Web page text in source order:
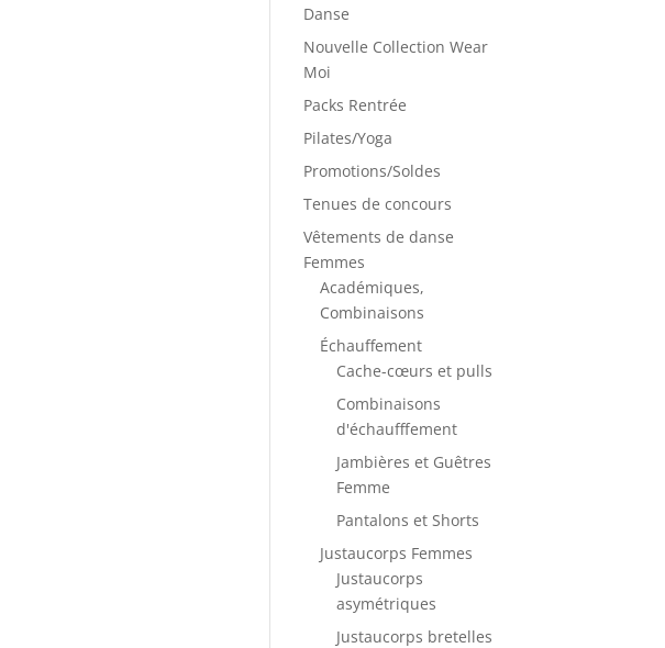
Danse
Nouvelle Collection Wear
Moi
Packs Rentrée
Pilates/Yoga
Promotions/Soldes
Tenues de concours
Vêtements de danse
Femmes
Académiques,
Combinaisons
Échauffement
Cache-cœurs et pulls
Combinaisons
d'échaufffement
Jambières et Guêtres
Femme
Pantalons et Shorts
Justaucorps Femmes
Justaucorps
asymétriques
Justaucorps bretelles